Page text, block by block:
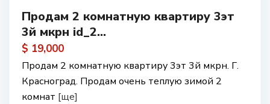
Продам 2 комнатную квартиру 3эт
3й мкрн id_2...
$ 19,000
Продам 2 комнатную квартиру 3эт 3й мкрн. Г.
Красноград. Продам очень теплую зимой 2
комнат [ще]